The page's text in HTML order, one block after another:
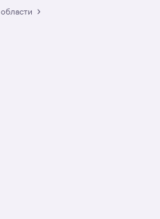
Гарантия сделки:
недвижимости, если
›